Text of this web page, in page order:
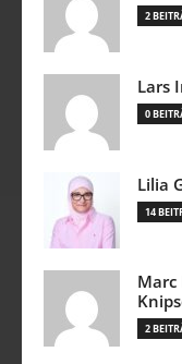
2
Lars
0
Lilia
14
Marc
2